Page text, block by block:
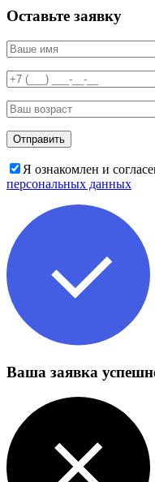
Оставьте заявку
Я ознакомлен и
персональных данных
Ваша заявка